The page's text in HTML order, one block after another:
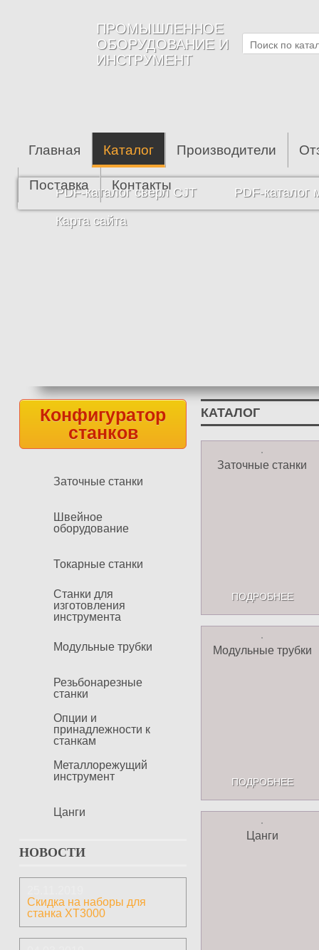
ПРОМЫШЛЕННОЕ
ОБОРУДОВАНИЕ И
ИНСТРУМЕНТ
Главная Каталог Производители
Поставка Контакты
PDF-каталог сверл CJT
PDF-каталог
Карта сайта
Конфигуратор
станков
Заточные станки
Швейное
оборудование
Токарные станки
Станки для
изготовления
инструмента
Модульные трубки
Резьбонарезные
станки
Опции и
принадлежности к
станкам
Металлорежущий
инструмент
Цанги
НОВОСТИ
Скидка на наборы для
станка ХТ3000
КАТАЛОГ
Заточные станки
ПОДРОБНЕЕ
Модульные трубки
ПОДРОБНЕЕ
Цанги